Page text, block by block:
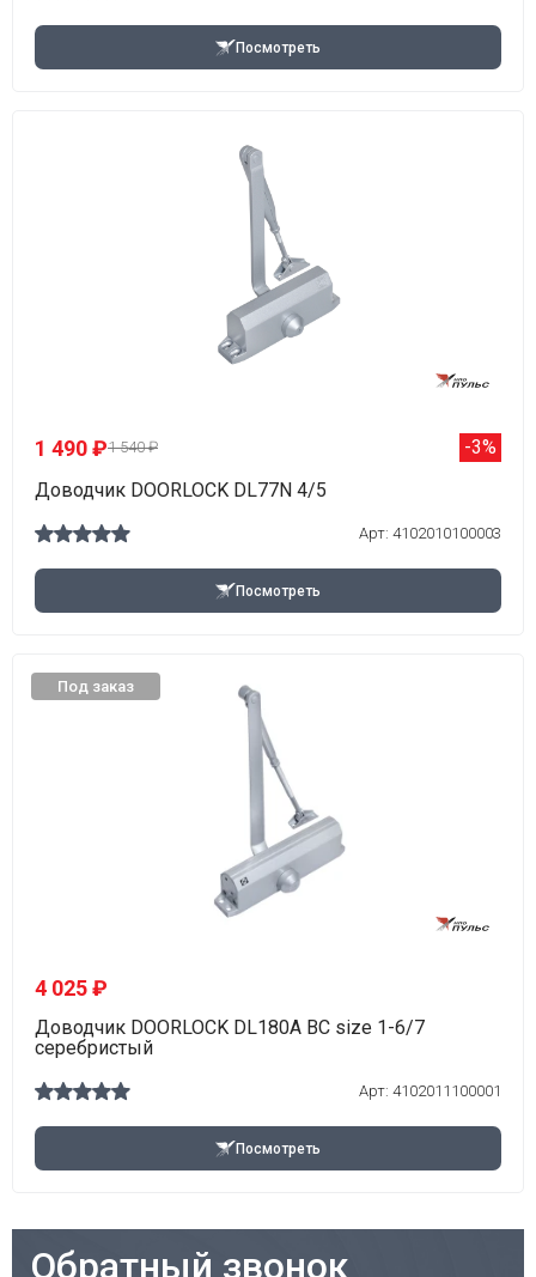
Посмотреть
1 490 ₽1 540 ₽
-3%
Доводчик DOORLOCK DL77N 4/5
Арт: 4102010100003
Посмотреть
Под заказ
4 025 ₽
Доводчик DOORLOCK DL180A BC size 1-6/7
серебристый
Арт: 4102011100001
Посмотреть
Обратный звонок